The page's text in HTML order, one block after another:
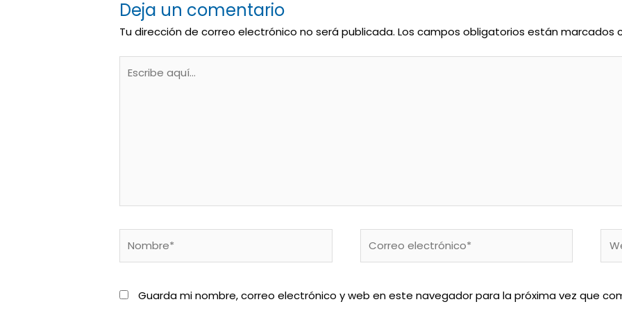
Deja un comentario
Tu dirección de correo electrónico no será publicada. Los campos obligatorios están marcados
aquí...
electrónico*
Guarda mi nombre, correo electrónico y web en este navegador para la próxima vez que